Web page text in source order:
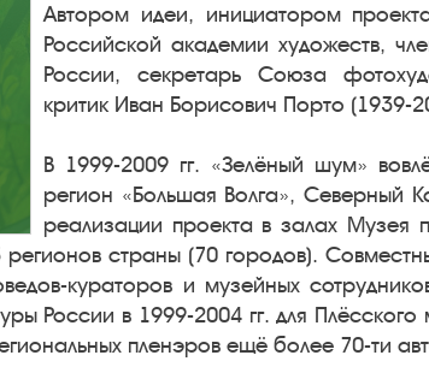
Автором идеи, инициатором
Российской академии художеств,
России, секретарь Союза
критик Иван Борисович Порто (1939-
В 1999-2009 гг. «Зелёный шум»
регион «Большая Волга», Северный
реализации проекта в залах Музея
регионов страны (70 городов).
кураторов и музейных
России в 1999-2004 гг. для
пленэров ещё более 70-ти